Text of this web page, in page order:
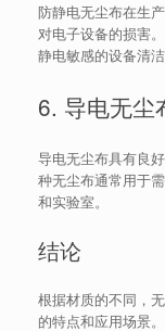
防静电无尘布在生
对电子设备的损害
静电敏感的设备清
6. 导电无尘
导电无尘布具有良
种无尘布通常用于
和实验室。
结论
根据材质的不同，
的特点和应用场景